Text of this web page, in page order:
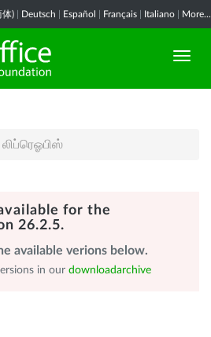
体) Deutsch Español Français Italiano More...
லிப்ரெஓபிஸ்
for the
26.2.5.
available verions below.
in our downloadarchive